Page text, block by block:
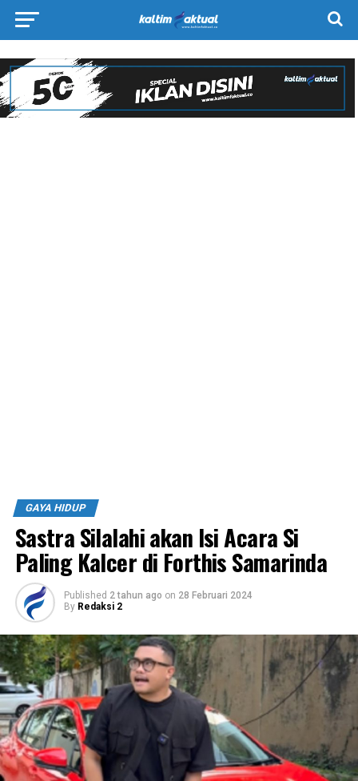
GAYA HIDUP
Sastra Silalahi akan Isi Acara Si
Paling Kalcer di Forthis Samarinda
Published 2 tahun ago on 28 Februari 2024
By Redaksi 2